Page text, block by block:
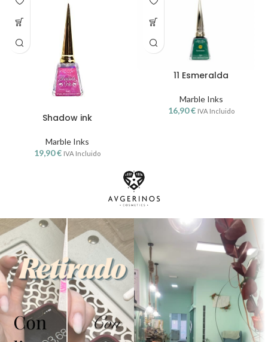
Shadow ink
Marble Inks
19,90€ IVA Incluido
11 Esmeralda
Marble Inks
16,90€ IVA Incluido